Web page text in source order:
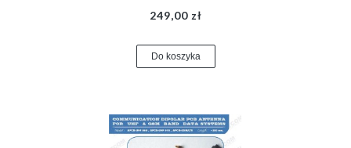
249,00 zł
Do koszyka